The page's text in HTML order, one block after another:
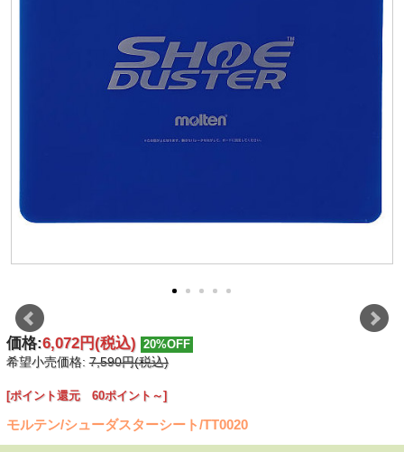
価格:6,072円(税込) 20%OFF
希望小売価格:7,590円(税込)
[ポイント還元 60ポイント～]
モルテン/シューダスターシート/TT0020